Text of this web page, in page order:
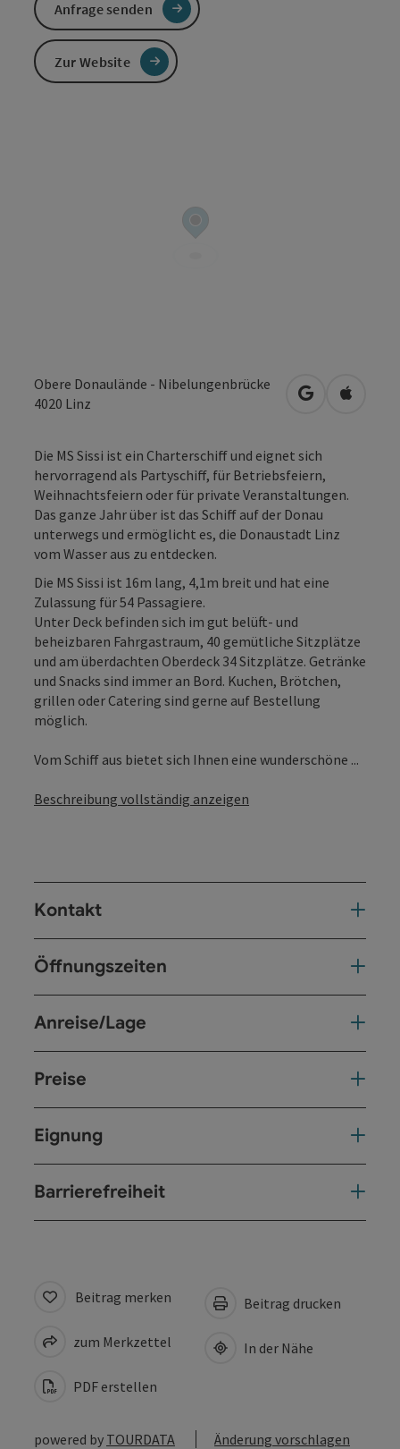
Obere Donaulände - Nibelungenbrücke
4020 Linz in Google
in
Die MS Sissi ist ein Charterschiff und eignet sich
hervorragend als Partyschiff, für Betriebsfeiern,
Weihnachtsfeiern oder für private Veranstaltungen.
Das ganze Jahr über ist das Schiff auf der Donau
unterwegs und ermöglicht es, die Donaustadt Linz
vom Wasser aus zu entdecken.
Die MS Sissi ist 16m lang, 4,1m breit und hat eine
Zulassung für 54 Passagiere.
Unter Deck befinden sich im gut belüft- und
beheizbaren Fahrgastraum, 40 gemütliche Sitzplätze
und am überdachten Oberdeck 34 Sitzplätze. Getränke
und Snacks sind immer an Bord. Kuchen, Brötchen,
grillen oder Catering sind gerne auf Bestellung
möglich.
Vom Schiff aus bietet sich Ihnen eine wunderschöne ...
Beschreibung vollständig anzeigen
Kontakt
Öffnungszeiten
Anreise/Lage
Preise
Eignung
Barrierefreiheit
Anfrage senden
Zur Website
Beitrag merken
zum Merkzettel
PDF erstellen
Beitrag drucken
In der Nähe
powered by TOURDATA Änderung vorschlagen